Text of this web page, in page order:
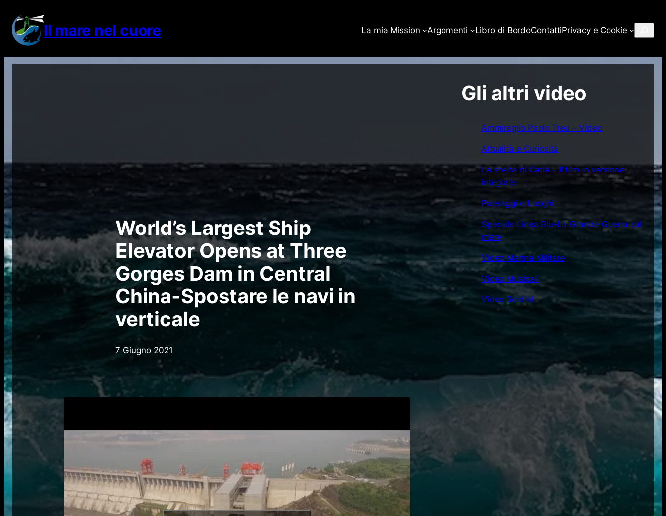
contenuto Il mare nel cuore La mia Mission Argomenti Libro di BordoContattiPrivacy e Cookie
World’s Largest Ship
Elevator Opens at Three
Gorges Dam in Central
China-Spostare le navi in
verticale
7 Giugno 2021
Gli altri video
Ammiraglio Paolo Treu – Video
Attualità e Curiosità
La scelta di Catia – Il film in versione
integrale
Paesaggi e Luoghi
Speciale Linea Blu-La Grande Guerra sul
mare
Video Marina Militare
Video Musicali
Video Soldini